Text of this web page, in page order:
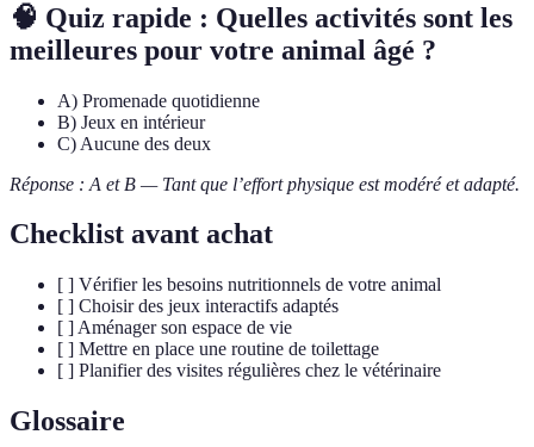
🧠 Quiz rapide : Quelles activités sont les
meilleures pour votre animal âgé ?
A) Promenade quotidienne
B) Jeux en intérieur
C) Aucune des deux
Réponse : A et B — Tant que l’effort physique est modéré et adapté.
Checklist avant achat
[ ] Vérifier les besoins nutritionnels de votre animal
[ ] Choisir des jeux interactifs adaptés
[ ] Aménager son espace de vie
[ ] Mettre en place une routine de toilettage
[ ] Planifier des visites régulières chez le vétérinaire
Glossaire